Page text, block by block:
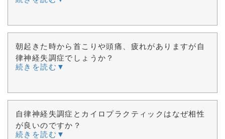
朝起きた時から首こりや頭痛、疲れがありますが自
律神経失調症でしょうか？
続きを読む▼
自律神経失調症とカイロプラクティックはなぜ相性
が良いのですか？
続きを読む▼